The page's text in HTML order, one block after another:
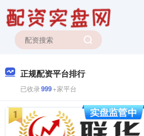
正规配资平台排行
已收录999+家平台